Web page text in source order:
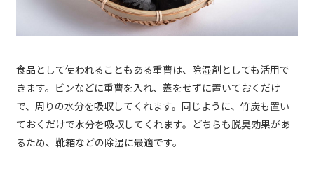
食品として使われることもある重曹は、除湿剤としても活用で
きます。ビンなどに重曹を入れ、蓋をせずに置いておくだけ
で、周りの水分を吸収してくれます。同じように、竹炭も置い
ておくだけで水分を吸収してくれます。どちらも脱臭効果があ
るため、靴箱などの除湿に最適です。